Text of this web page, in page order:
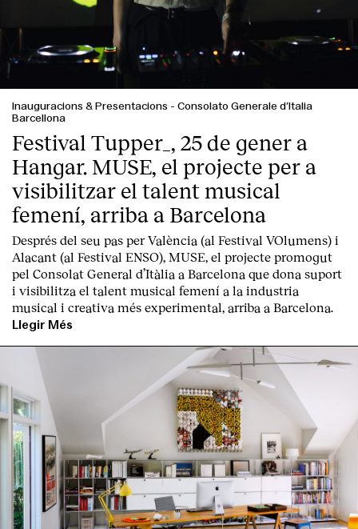
Inauguracions & Presentacions - Consolato Generale d’Italia
Barcellona
Festival Tupper_, 25 de gener a
Hangar. MUSE, el projecte per a
visibilitzar el talent musical
femení, arriba a Barcelona
Després del seu pas per València (al Festival VOlumens) i
Alacant (al Festival ENSO), MUSE, el projecte promogut
pel Consolat General d’Itàlia a Barcelona que dona suport
i visibilitza el talent musical femení a la industria
musical i creativa més experimental, arriba a Barcelona.
Llegir Més